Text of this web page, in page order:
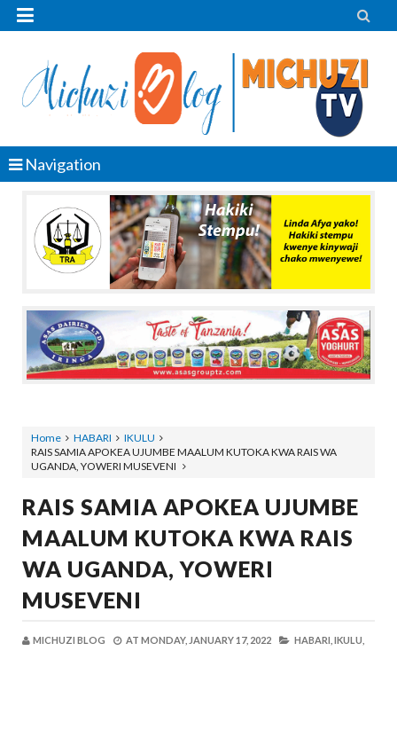
 
Navigation
Home HABARI
IKULU
RAIS SAMIA APOKEA UJUMBE MAALUM KUTOKA KWA RAIS WA
UGANDA, YOWERI MUSEVENI
RAIS SAMIA APOKEA UJUMBE
MAALUM KUTOKA KWA RAIS
WA UGANDA, YOWERI
MUSEVENI
MICHUZI BLOG AT MONDAY, JANUARY 17, 2022 HABARI, IKULU,